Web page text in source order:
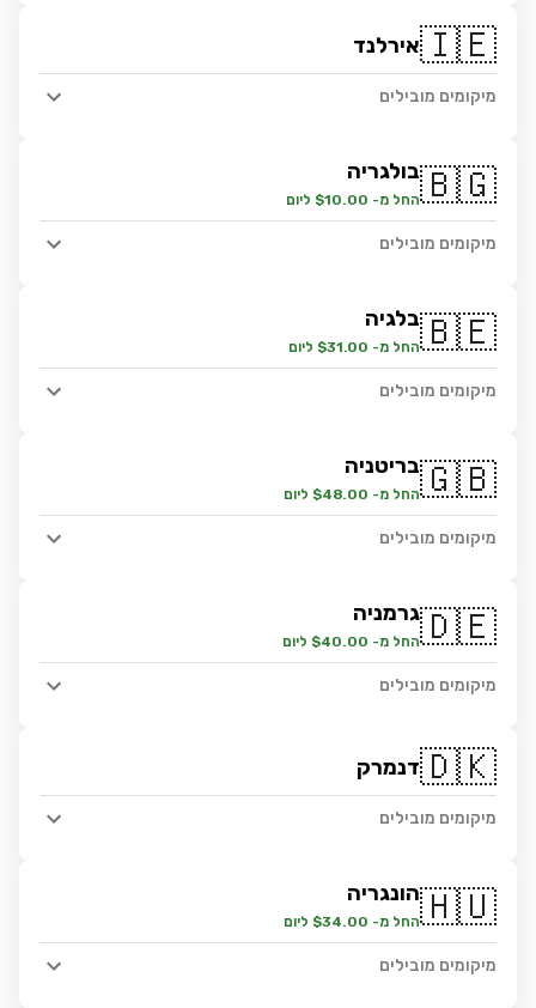
🇮🇪אירלנד
מיקומים מובילים
🇧🇬בולגריה
החל מ- $10.00 ליום
מיקומים מובילים
🇧🇪בלגיה
החל מ- $31.00 ליום
מיקומים מובילים
🇬🇧בריטניה
החל מ- $48.00 ליום
מיקומים מובילים
🇩🇪גרמניה
החל מ- $40.00 ליום
מיקומים מובילים
🇩🇰דנמרק
מיקומים מובילים
🇭🇺הונגריה
החל מ- $34.00 ליום
מיקומים מובילים